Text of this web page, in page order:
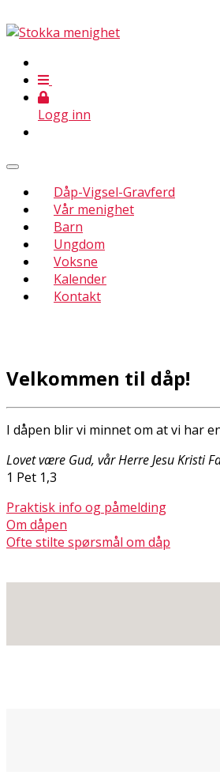
Logg inn
Dåp-Vigsel-Gravferd
Vår menighet
Barn
Ungdom
Voksne
Kalender
Kontakt
Velkommen til dåp!
I dåpen blir vi minnet om at vi har
Lovet være Gud, vår Herre Jesu Kristi
1 Pet 1,3
Praktisk info og påmelding
Om dåpen
Ofte stilte spørsmål om dåp